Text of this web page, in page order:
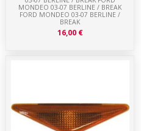
MONDEO 03-07 BERLINE / BREAK
FORD MONDEO 03-07 BERLINE /
BREAK
16,00 €